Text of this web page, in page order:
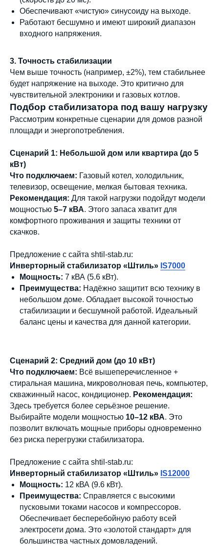
Обеспечивают «чистую» синусоиду на выходе.
Работают бесшумно и имеют широкий диапазон
входного напряжения.
3. Точность стабилизации
Чем выше точность (например, ±2%), тем стабильнее
будет напряжение на выходе. Это критично для
чувствительной электроники и газовых котлов.
Подбор стабилизатора под вашу нагрузку
Рассмотрим конкретные сценарии для домов разной
площади и энергопотребления.
Сценарий 1: Небольшой дом или квартира (до 5
кВт)
Что подключаем: Газовый котел, холодильник,
телевизор, освещение, мелкая бытовая техника.
Рекомендация: Для такой нагрузки подойдут модели
мощностью 5–7 кВА. Этого запаса хватит для
комфортного проживания и защиты техники от
скачков.
Предложение с сайта shtil-stab.ru:
Инверторный стабилизатор «Штиль» IS7000
Мощность: 7 кВА (5.6 кВт).
Преимущества: Надёжно защитит всю технику в
небольшом доме. Обладает высокой точностью
стабилизации и бесшумной работой. Идеальный
баланс цены и качества для данной категории.
Сценарий 2: Средний дом (до 10 кВт)
Что подключаем: Всё вышеперечисленное +
стиральная машина, микроволновая печь, компьютер,
скважинный насос, кондиционер. Рекомендация:
Здесь требуется более серьёзное решение.
Выбирайте модели мощностью 10–12 кВА. Это
позволит включать мощные приборы одновременно
без риска перегрузки стабилизатора.
Предложение с сайта shtil-stab.ru:
Инверторный стабилизатор «Штиль» IS12000
Мощность: 12 кВА (9.6 кВт).
Преимущества: Справляется с высокими
пусковыми токами насосов и компрессоров.
Обеспечивает бесперебойную работу всей
электросети дома. Это «золотой стандарт» для
большинства частных домовладений.